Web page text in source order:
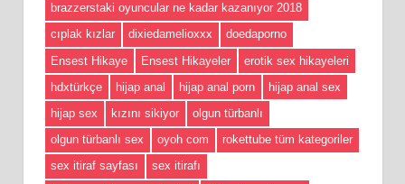
brazzerstaki oyuncular ne kadar kazanıyor 2018
cıplak kızlar
dixiedamelioxxx
doedaporno
Ensest Hikaye
Ensest Hikayeler
erotik sex hikayeleri
hdxtürkçe
hijap anal hijap anal porn
hijap anal sex
hijap sex
kızını sikiyor
olgun türbanlı
olgun türbanlı sex
oyoh com
rokettube tüm kategoriler
sex itiraf sayfası
sex itirafı